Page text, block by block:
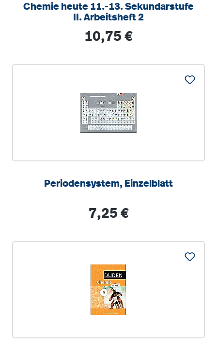
Chemie heute 11.-13. Sekundarstufe
II. Arbeitsheft 2
Regulärer Preis:
10,75 €
Periodensystem, Einzelblatt
Regulärer Preis:
7,25 €